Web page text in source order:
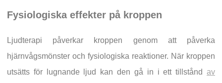
Fysiologiska effekter på kroppen
Ljudterapi påverkar kroppen genom att påverka
hjärnvågsmönster och fysiologiska reaktioner. När kroppen
utsätts för lugnande ljud kan den gå in i ett tillstånd av